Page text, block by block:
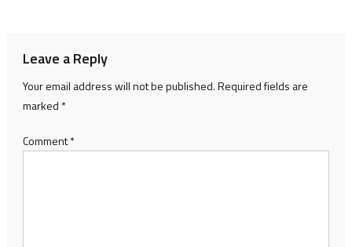
Leave a Reply
Your email address will not be published.Required fields are
marked *
Comment*